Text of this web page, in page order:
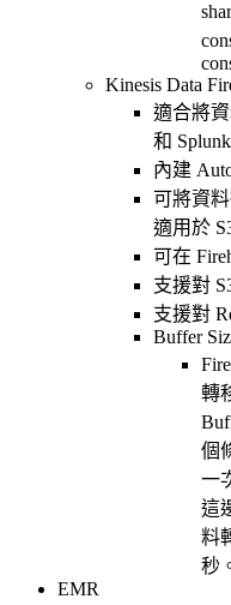
Kinesis Data
適合將資
和 Splunk
內建
可將資料
適用於
可在
支援對
支援對
Buffer
轉
個
一
這
料
秒
EMR